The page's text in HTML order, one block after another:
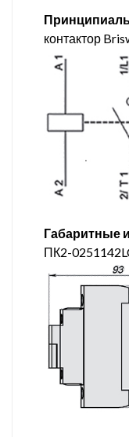
контактор
Габаритные
ПК2-